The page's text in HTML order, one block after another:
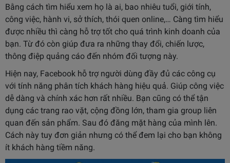
Bằng cách tìm hiểu xem họ là ai, bao nhiêu tuổi, giới tính,
công việc, hành vi, sở thích, thói quen online,… Càng tìm hiểu
được nhiều thì càng hỗ trợ tốt cho quá trình kinh doanh của
bạn. Từ đó còn giúp đưa ra những thay đổi, chiến lược,
thông điệp quảng cáo đến nhóm đối tượng này.
Hiện nay, Facebook hỗ trợ người dùng đầy đủ các công cụ
với tính năng phân tích khách hàng hiệu quả. Giúp công việc
dễ dàng và chính xác hơn rất nhiều. Bạn cũng có thể tận
dụng các trang rao vặt, cộng đồng lớn, tham gia group liên
quan đến sản phẩm. Sau đó đăng mặt hàng của mình lên.
Cách này tuy đơn giản nhưng có thể đem lại cho bạn không
ít khách hàng tiềm năng.